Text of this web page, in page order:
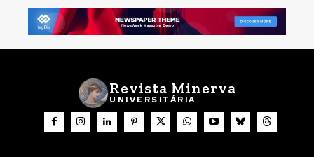
Revista Minerva
UNIVERSITÁRIA